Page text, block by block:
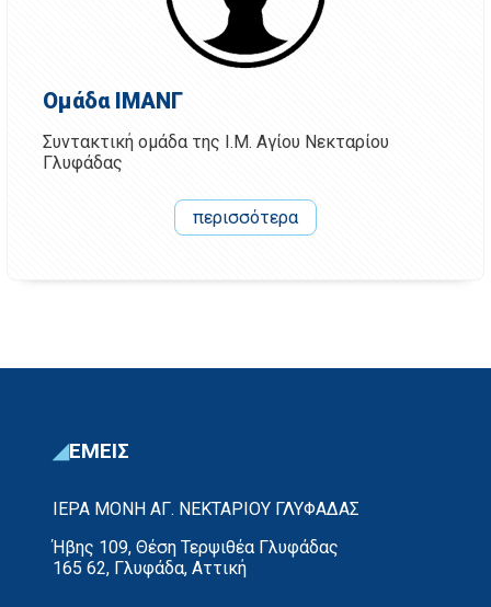
Ομάδα ΙΜΑΝΓ
Συντακτική ομάδα της Ι.Μ. Αγίου Νεκταρίου
Γλυφάδας
περισσότερα
ΕΜΕΙΣ
ΙΕΡΑ ΜΟΝΗ ΑΓ. ΝΕΚΤΑΡΙΟΥ ΓΛΥΦΑΔΑΣ
Ήβης 109, Θέση Τερψιθέα Γλυφάδας
165 62, Γλυφάδα, Αττική